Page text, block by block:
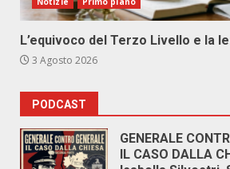
L’equivoco del Terzo Livello e la
3 Agosto 2026
PODCAST
GENERALE
IL CASO DALLA